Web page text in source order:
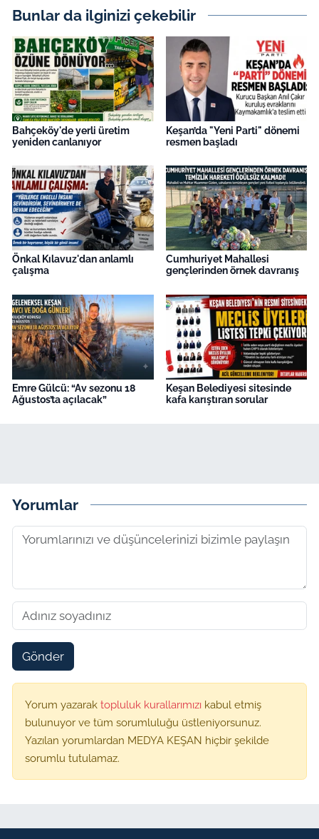
Bunlar da ilginizi çekebilir
Bahçeköy'de yerli üretim
yeniden canlanıyor
Keşan’da "Yeni Parti" dönemi
resmen başladı
Önkal Kılavuz'dan anlamlı
çalışma
Cumhuriyet Mahallesi
gençlerinden örnek davranış
Emre Gülcü: “Av sezonu 18
Ağustos’ta açılacak”
Keşan Belediyesi sitesinde
kafa karıştıran sorular
Yorumlar
Gönder
Yorum yazarak topluluk kurallarımızı kabul etmiş
bulunuyor ve tüm sorumluluğu üstleniyorsunuz.
Yazılan yorumlardan MEDYA KEŞAN hiçbir şekilde
sorumlu tutulamaz.